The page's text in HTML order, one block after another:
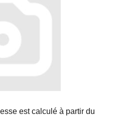
est calculé à partir du